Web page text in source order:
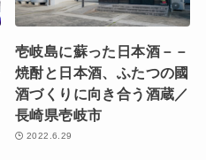
壱岐島に蘇った日本酒－－
焼酎と日本酒、ふたつの國
酒づくりに向き合う酒蔵／
長崎県壱岐市
2022.6.29